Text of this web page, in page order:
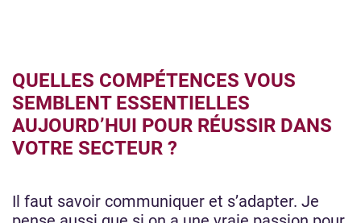
QUELLES COMPÉTENCES VOUS
SEMBLENT ESSENTIELLES
AUJOURD’HUI POUR RÉUSSIR DANS
VOTRE SECTEUR ?
Il faut savoir communiquer et s’adapter. Je